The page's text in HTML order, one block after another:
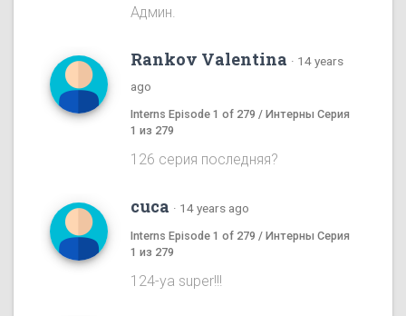
Админ.
Rankov Valentina · 14 years
ago
Interns Episode 1 of 279 / Интерны Серия
1 из 279
126 серия последняя?
cuca · 14 years ago
Interns Episode 1 of 279 / Интерны Серия
1 из 279
124-ya super!!!